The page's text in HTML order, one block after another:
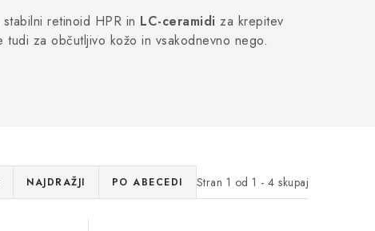
stabilni retinoid HPR in LC-ceramidi za krepitev
tudi za občutljivo kožo in vsakodnevno nego.
Stran 1 od 1 - 4 skupaj
NAJDRAŽJI PO ABECEDI